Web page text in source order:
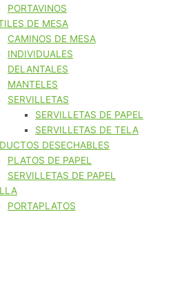
PORTAVINOS
DE MESA
CAMINOS DE MESA
INDIVIDUALES
DELANTALES
MANTELES
SERVILLETAS
SERVILLETAS DE PAPEL
SERVILLETAS DE TELA
DESECHABLES
PLATOS DE PAPEL
SERVILLETAS DE PAPEL
PORTAPLATOS